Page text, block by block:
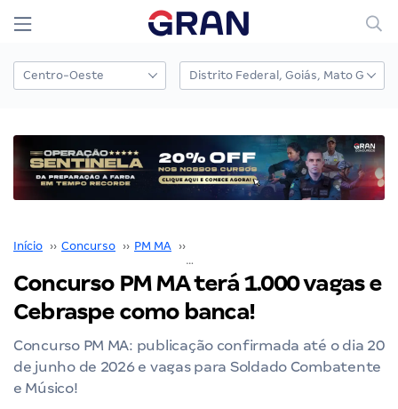
Início ›› Concurso ›› PM MA ››
Concurso PM MA terá 1.000 vagas e
Cebraspe como banca!
Concurso PM MA: publicação confirmada até o dia 20
de junho de 2026 e vagas para Soldado Combatente
e Músico!